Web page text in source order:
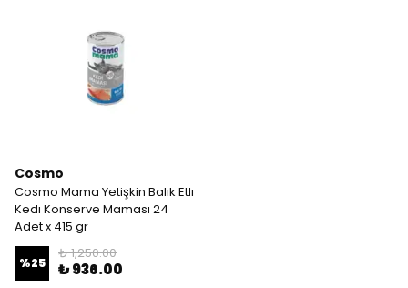
Cosmo
Cosmo Mama Yetişkin Balık Etlı
Kedı Konserve Maması 24
Adet x 415 gr
%25
₺ 1,250.00
₺ 936.00